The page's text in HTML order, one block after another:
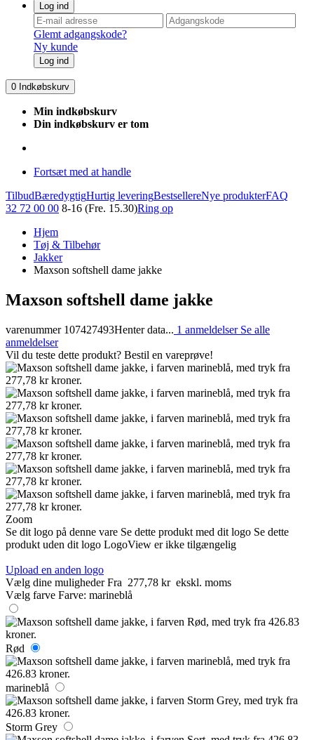
Log ind
Glemt adgangskode?
Ny kunde
Log ind
0 Indkøbskurv
Min indkøbskurv
Din indkøbskurv er tom
Fortsæt med at handle
TilbudBæredygtigHurtig leveringBestsellereNye produkterFAQ
32 72 00 00 8-16 (Fre. 15.30)Ring op
Hjem
Tøj & Tilbehør
Jakker
Maxson softshell dame jakke
Maxson softshell dame jakke
varenummer 107427493Henter data... 1 anmeldelser Se alle
anmeldelser
Vil du teste dette produkt? Bestil en vareprøve!
Zoom
Se dit logo på denne vare Se dette produkt med dit logo Se dette
produkt uden dit logo LogoView er ikke tilgængelig
Upload en anden logo
Vælg dine muligheder Fra 277,78 kr ekskl. moms
Vælg farve Farve: marineblå
Rød
marineblå
Storm Grey